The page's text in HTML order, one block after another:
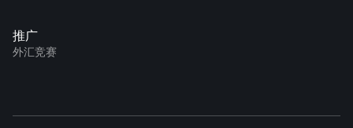
推广
外汇竞赛